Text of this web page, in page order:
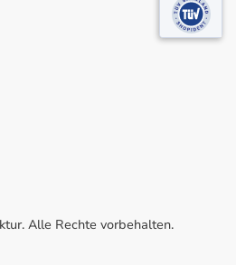
Alle Rechte vorbehalten.